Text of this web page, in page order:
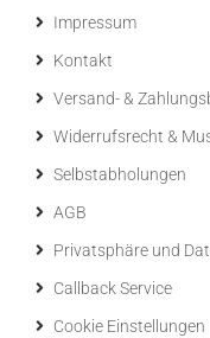
Impressum
Kontakt
Versand- &
Widerrufsrecht &
Selbstabholungen
AGB
Privatsphäre und
Callback Service
Cookie Einstellungen